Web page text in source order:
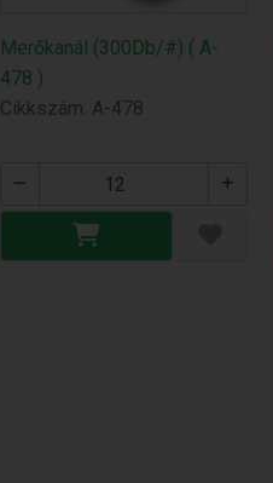
Merőkanál (300Db/#) ( A-
478 )
Cikkszám: A-478